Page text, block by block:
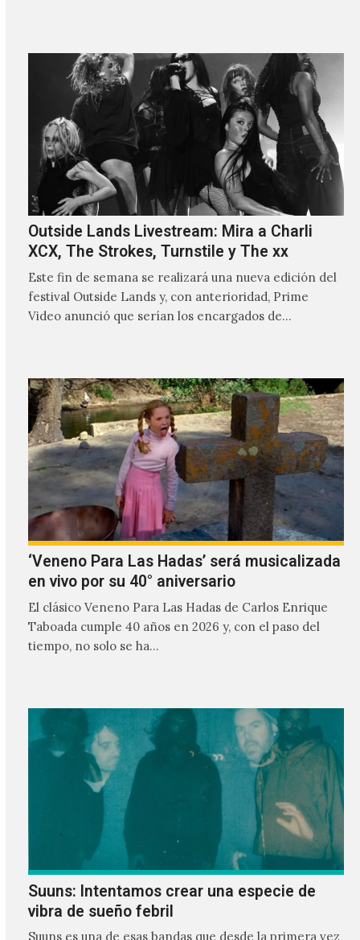
Outside Lands Livestream: Mira a Charli
XCX, The Strokes, Turnstile y The xx
Este fin de semana se realizará una nueva edición del
festival Outside Lands y, con anterioridad, Prime
Video anunció que serían los encargados de
‘Veneno Para Las Hadas’ será musicalizada
en vivo por su 40° aniversario
El clásico Veneno Para Las Hadas de Carlos Enrique
Taboada cumple 40 años en 2026 y, con el paso del
tiempo, no solo se ha…
Suuns: Intentamos crear una especie de
vibra de sueño febril
Suuns es una de esas bandas que desde la primera vez